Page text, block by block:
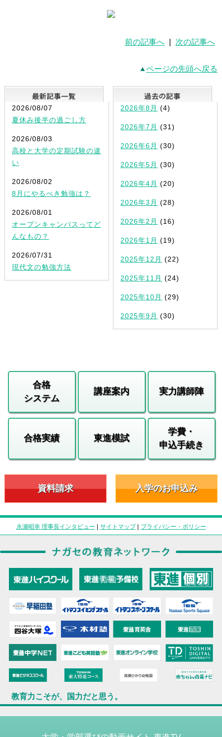
前の記事へ 次の記事へ
ページの先頭へ戻る
最新記事一覧
2026/08/07
夏休み後半の過ごし方
2026/08/03
高校と大学の定期試験の違
い
2026/08/02
8月にやるべき勉強は？
2026/08/01
オープンキャンパスってど
んなもの？
2026/07/31
現代文の勉強方法
2026年8月 (4)
2026年7月 (31)
2026年6月 (30)
2026年5月 (30)
2026年4月 (20)
2026年3月 (28)
2026年2月 (16)
2026年1月 (19)
2025年12月 (22)
2025年11月 (24)
2025年10月 (29)
2025年9月 (30)
合格
システム
講座案内 実力講師陣
合格実績 東進模試
学費・
申込手続き
資料請求 入学のお申込み
永瀬昭幸 理事長インタビュー | サイトマップ| プライバシー・ポリシー
教育力こそが、国力だと思う。